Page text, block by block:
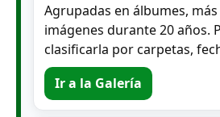
Agrupadas en álbumes, más
imágenes durante 20 años.
clasificarla por carpetas,
Ir a la Galería